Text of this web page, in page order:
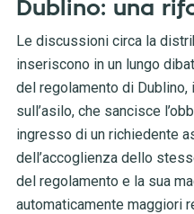
Dublino: una
Le discussioni circa la
inseriscono in un lungo
del regolamento di
sull’asilo, che sancisce
ingresso di un richiedente
dell’accoglienza dello
del regolamento e la sua
automaticamente maggiori